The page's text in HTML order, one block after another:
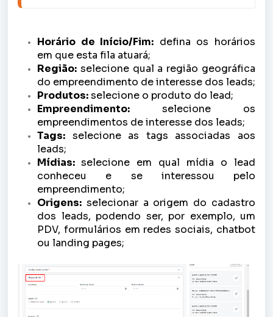
Horário de Início/Fim: defina os horários
em que esta fila atuará;
Região: selecione qual a região geográfica
do empreendimento de interesse dos leads;
Produtos:selecione o produto do lead;
Empreendimento: selecione os
empreendimentos de interesse dos leads;
Tags: selecione as tags associadas aos
leads;
Mídias: selecione em qual mídia o lead
conheceu e se interessou pelo
empreendimento;
Origens: selecionar a origem do cadastro
dos leads, podendo ser, por exemplo, um
PDV, formulários em redes sociais, chatbot
ou landing pages;